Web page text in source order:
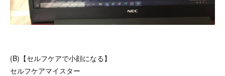
(B)【セルフケアで小顔になる】
セルフケアマイスター